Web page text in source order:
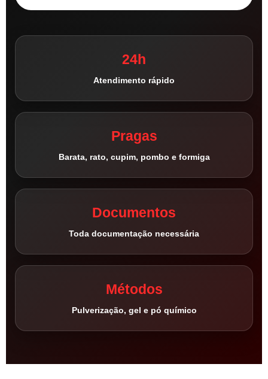
24h
Atendimento rápido
Pragas
Barata, rato, cupim, pombo e formiga
Documentos
Toda documentação necessária
Métodos
Pulverização, gel e pó químico